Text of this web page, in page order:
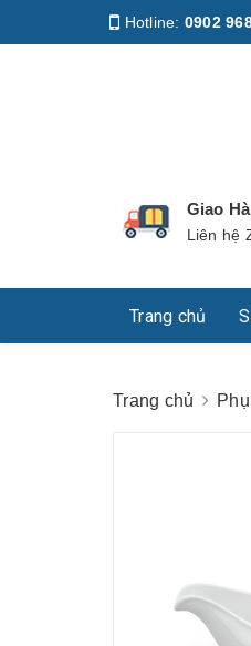
Hotline: 0902
Giao
Liên hệ
Trang chủ
Trang chủ